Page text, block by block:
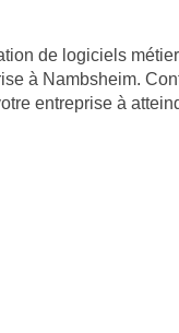
de logiciels
à Nambsheim.
entreprise à